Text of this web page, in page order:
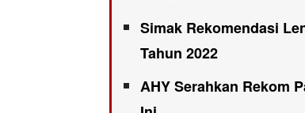
Simak Rekomendasi
Tahun 2022
AHY Serahkan Rekom